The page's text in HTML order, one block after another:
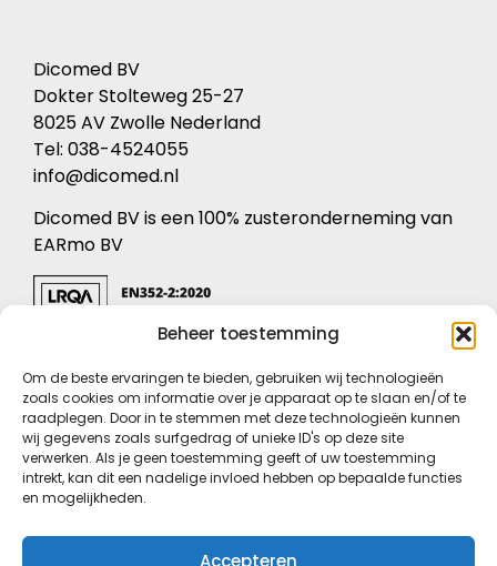
Beheer toestemming
Om de beste ervaringen te bieden, gebruiken wij technologieën
zoals cookies om informatie over je apparaat op te slaan en/of te
raadplegen. Door in te stemmen met deze technologieën kunnen
wij gegevens zoals surfgedrag of unieke ID's op deze site
verwerken. Als je geen toestemming geeft of uw toestemming
intrekt, kan dit een nadelige invloed hebben op bepaalde functies
en mogelijkheden.
Accepteren
Dicomed BV
Dokter Stolteweg 25-27
8025 AV Zwolle Nederland
Tel: 038-4524055
info@dicomed.nl
Dicomed BV is een 100% zusteronderneming van
EARmo BV
KVK: 05072596
BTW nr: NL8213.59.241.B.04
Privacyverklaring
Conformiteitsverklaring
Voorwaarden
Cookieverklaring